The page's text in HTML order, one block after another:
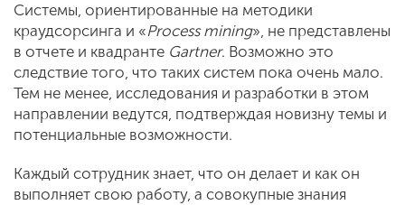
Системы, ориентированные на методики
краудсорсинга и «Process mining», не представлены
в отчете и квадранте Gartner. Возможно это
следствие того, что таких систем пока очень мало.
Тем не менее, исследования и разработки в этом
направлении ведутся, подтверждая новизну темы и
потенциальные возможности.
Каждый сотрудник знает, что он делает и как он
выполняет свою работу, а совокупные знания